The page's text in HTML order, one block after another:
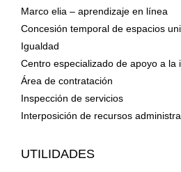
Marco elia – aprendizaje en línea
Concesión temporal de espacios
Igualdad
Centro especializado de apoyo a la
Área de contratación
Inspección de servicios
Interposición de recursos
UTILIDADES